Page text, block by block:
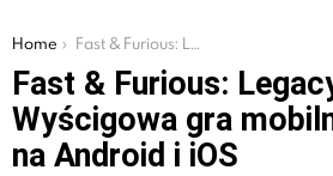
You are here:
Home Fast & Furious: Legacy – Wyścigowa gra mobilna dostępna na Android i iOS
Fast & Furious:
Wyścigowa gra
na Android i iOS